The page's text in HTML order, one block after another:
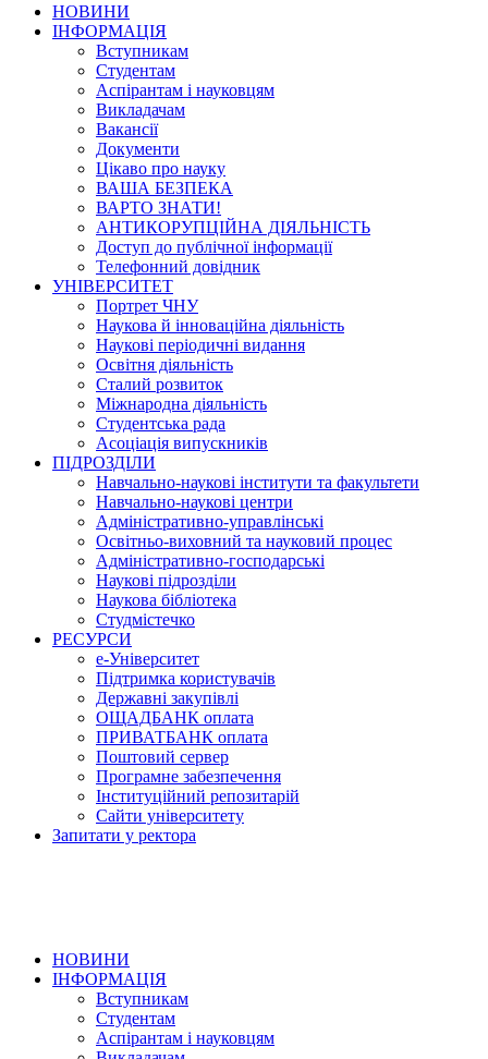
НОВИНИ
ІНФОРМАЦІЯ
Вступникам
Студентам
Аспірантам і науковцям
Викладачам
Вакансії
Документи
Цікаво про науку
ВАША БЕЗПЕКА
ВАРТО ЗНАТИ!
АНТИКОРУПЦІЙНА ДІЯЛЬНІСТЬ
Доступ до публічної інформації
Телефонний довідник
УНІВЕРСИТЕТ
Портрет ЧНУ
Наукова й інноваційна діяльність
Наукові періодичні видання
Освітня діяльність
Сталий розвиток
Міжнародна діяльність
Студентська рада
Асоціація випускників
ПІДРОЗДІЛИ
Навчально-наукові інститути та факультети
Навчально-наукові центри
Адміністративно-управлінські
Освітньо-виховний та науковий процес
Адміністративно-господарські
Наукові підрозділи
Наукова бібліотека
Студмістечко
РЕСУРСИ
е-Університет
Підтримка користувачів
Державні закупівлі
ОЩАДБАНК оплата
ПРИВАТБАНК оплата
Поштовий сервер
Програмне забезпечення
Інституційний репозитарій
Сайти університету
Запитати у ректора
НОВИНИ
ІНФОРМАЦІЯ
Вступникам
Студентам
Аспірантам і науковцям